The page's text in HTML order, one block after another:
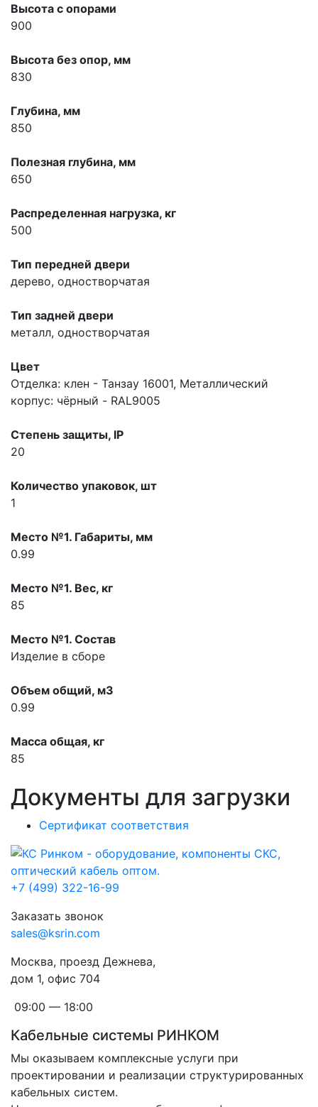
Высота с опорами
900
Высота без опор, мм
830
Глубина, мм
850
Полезная глубина, мм
650
Распределенная нагрузка, кг
500
Тип передней двери
дерево, одностворчатая
Тип задней двери
металл, одностворчатая
Цвет
Отделка: клен - Танзау 16001, Металлический
корпус: чёрный - RAL9005
Степень защиты, IP
20
Количество упаковок, шт
1
Место №1. Габариты, мм
0.99
Место №1. Вес, кг
85
Место №1. Состав
Изделие в сборе
Объем общий, м3
0.99
Масса общая, кг
85
Документы для загрузки
Сертификат соответствия
+7 (499) 322-16-99
Заказать звонок
sales@ksrin.com
Москва, проезд Дежнева,
дом 1, офис 704
09:00 — 18:00
Кабельные системы РИНКОМ
Мы оказываем комплексные услуги при
проектировании и реализации структурированных
кабельных систем.